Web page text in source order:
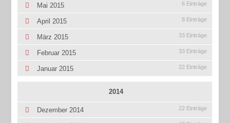
Mai 2015 6 Einträge
April 2015 8 Einträge
März 2015 33 Einträge
Februar 2015 33 Einträge
Januar 2015 22 Einträge
2014
Dezember 2014 22 Einträge